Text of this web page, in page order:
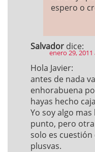
espero o
Salvador dice:
enero 29, 2011
Hola Javier:
antes de nada
enhorabuena
hayas hecho
Yo soy algo
punto, pero
solo es
plusvas.